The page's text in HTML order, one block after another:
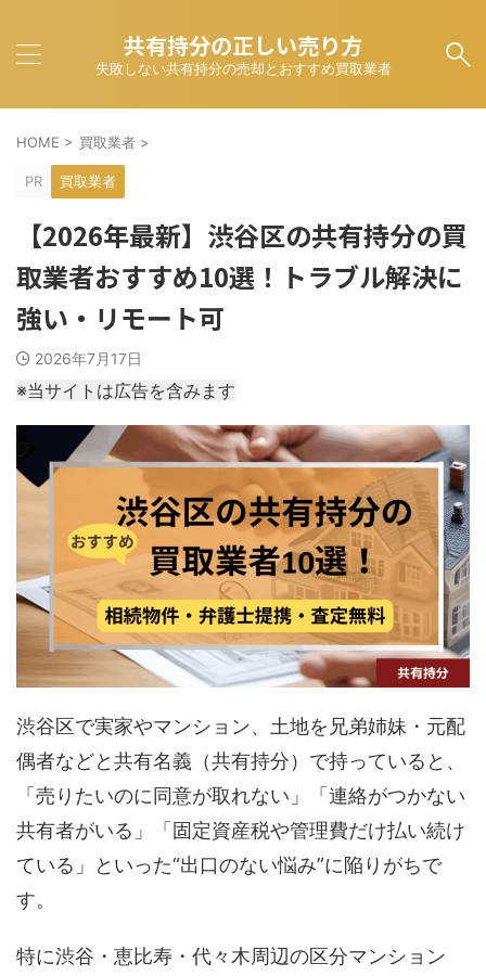
共有持分の正しい売り方
失敗しない共有持分の売却とおすすめ買取業者
HOME > 買取業者 >
PR 買取業者
【2026年最新】渋谷区の共有持分の買
取業者おすすめ10選！トラブル解決に
強い・リモート可
2026年7月17日
※当サイトは広告を含みます
渋谷区で実家やマンション、土地を兄弟姉妹・元配
偶者などと共有名義（共有持分）で持っていると、
「売りたいのに同意が取れない」「連絡がつかない
共有者がいる」「固定資産税や管理費だけ払い続け
ている」といった“出口のない悩み”に陥りがちで
す。
特に渋谷・恵比寿・代々木周辺の区分マンション